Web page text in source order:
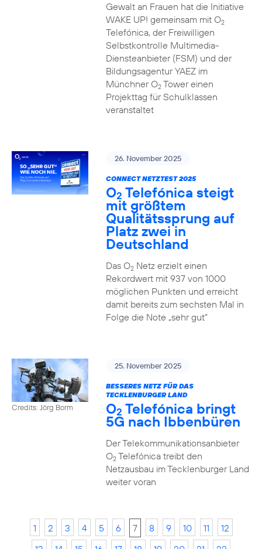
Gewalt an Frauen hat die Initiative
WAKE UP! gemeinsam mit O2
Telefónica, der Freiwilligen
Selbstkontrolle Multimedia-
Diensteanbieter (FSM) und der
Bildungsagentur YAEZ im
Münchner O2Tower einen
Projekttag für Schulklassen
veranstaltet
26. November 2025
CONNECT NETZTEST 2025
O2 Telefónica steigt
mit größtem
Qualitätssprung auf
Platz zwei in
Deutschland
Das O2Netz erzielt einen
Rekordwert mit 937 von 1000
möglichen Punkten und erreicht
damit bereits zum sechsten Mal in
Folge die Note „sehr gut“
Credits: Jörg Borm
25. November 2025
BESSERES NETZ FÜR DAS
TECKLENBURGER LAND
O2 Telefónica bringt
5G nach Ibbenbüren
Der Telekommunikationsanbieter
O2Telefónica treibt den
Netzausbau im Tecklenburger Land
weiter voran
1 2 3 4 5 6 7 8 9 10 11
12